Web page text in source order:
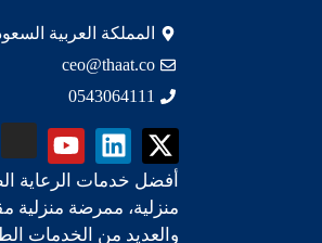
المملكة العربية
ceo@thaat.co
0543064111
أفضل خدمات الرعاية
منزلية، ممرضة منزلية
والعديد من الخدمات